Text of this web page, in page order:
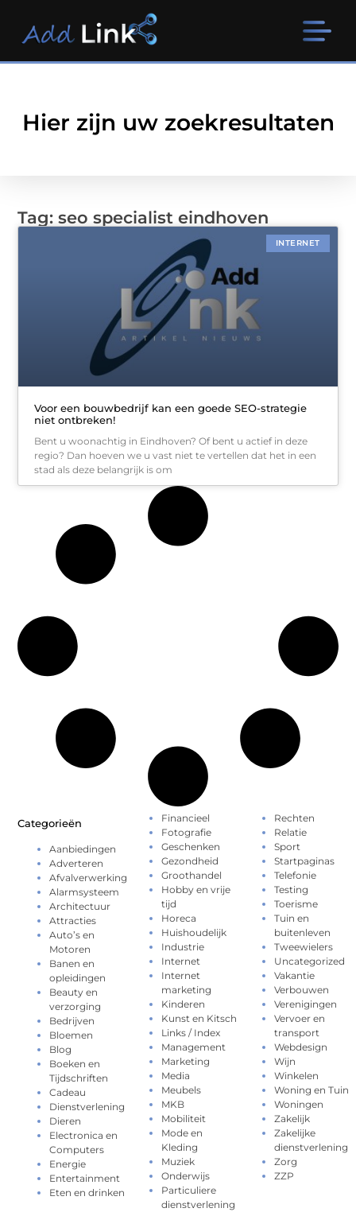
Hier zijn uw zoekresultaten
Tag: seo specialist eindhoven
INTERNET
Voor een bouwbedrijf kan een goede SEO-strategie
niet ontbreken!
Bent u woonachtig in Eindhoven? Of bent u actief in deze
regio? Dan hoeven we u vast niet te vertellen dat het in een
stad als deze belangrijk is om
Categorieën
Aanbiedingen
Adverteren
Afvalverwerking
Alarmsysteem
Architectuur
Attracties
Auto’s en
Motoren
Banen en
opleidingen
Beauty en
verzorging
Bedrijven
Bloemen
Blog
Boeken en
Tijdschriften
Cadeau
Dienstverlening
Dieren
Electronica en
Computers
Energie
Entertainment
Eten en drinken
Financieel
Fotografie
Geschenken
Gezondheid
Groothandel
Hobby en vrije
tijd
Horeca
Huishoudelijk
Industrie
Internet
Internet
marketing
Kinderen
Kunst en Kitsch
Links / Index
Management
Marketing
Media
Meubels
MKB
Mobiliteit
Mode en
Kleding
Muziek
Onderwijs
Particuliere
dienstverlening
Rechten
Relatie
Sport
Startpaginas
Telefonie
Testing
Toerisme
Tuin en
buitenleven
Tweewielers
Uncategorized
Vakantie
Verbouwen
Verenigingen
Vervoer en
transport
Webdesign
Wijn
Winkelen
Woning en Tuin
Woningen
Zakelijk
Zakelijke
dienstverlening
Zorg
ZZP